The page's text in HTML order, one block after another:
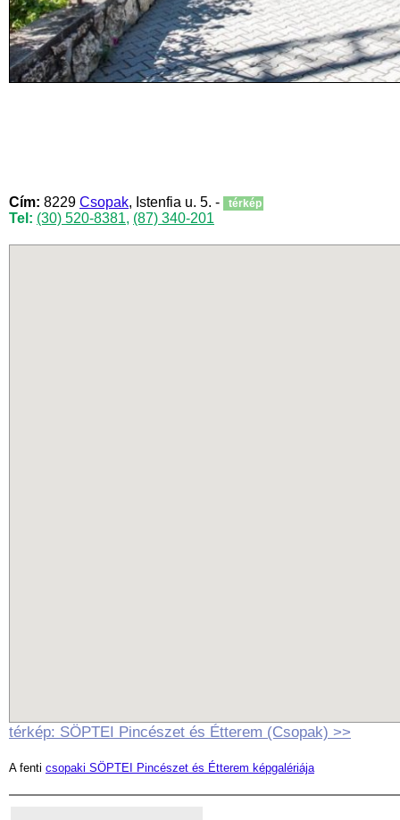
Cím: 8229 Csopak, Istenfia u. 5. - térkép
Tel: (30) 520-8381, (87) 340-201
térkép: SÖPTEI Pincészet és Étterem (Csopak) >>
A fenti csopaki SÖPTEI Pincészet és Étterem képgalériája